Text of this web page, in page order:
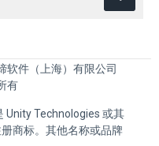
软件（上海）有限公司
有
Unity Technologies 或其
商标。其他名称或品牌